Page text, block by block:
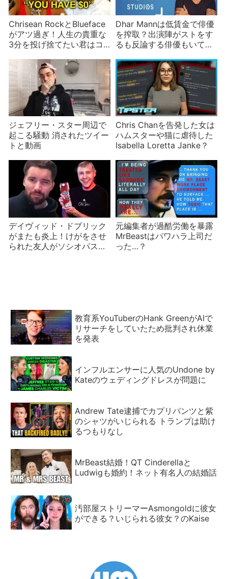
Chrisean RockとBlueface
がアツ過ぎ！人生の貴重な
3分を投げ捨てたい君はコ
Dhar Mannは低賃金で俳優
を搾取？出演陣がストをす
るも反論する俳優もいて全
ジェフリー・スター周辺で
起こる騒動 消されたツイー
トと動画
Chris Chanを告発した女は
ハムスターや猫に虐待した
Isabella Loretta Janke？
デイヴィッド・ドブリック
がまたも炎上！けがをさせ
られた友人がソシオパスだ
元編集者が過酷労働を暴露
MrBeastはパワハラ上司だ
った…？
教育系YouTuberのHank GreenがAIで
リサーチをしていたため批判され休業
を発表
インフルエンサーに人気のUndone by
Kateのウェディングドレスが問題に
Andrew Tate逮捕でカプリパンツと紫
のシャツがいじられる トランプは助け
るつもりなし
MrBeast結婚！QT Cinderellaと
Ludwigも婚約！ネット有名人の結婚話
汚部屋ストリーマーAsmongoldに彼女
ができる？いじられる彼女？のKaise